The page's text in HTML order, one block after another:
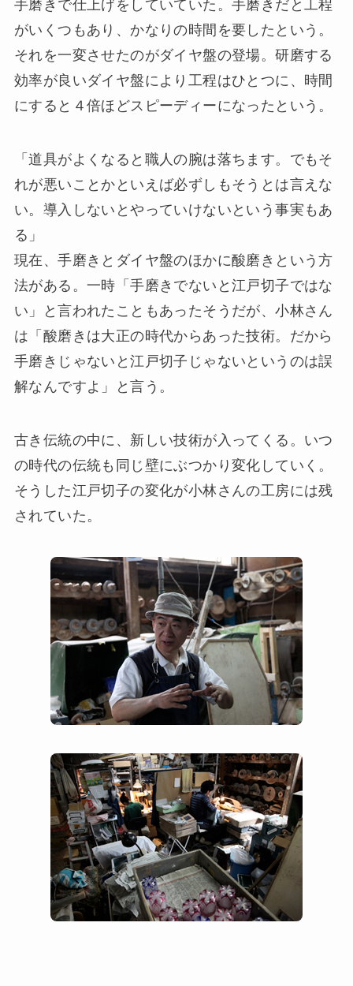
手磨きで仕上げをしていていた。手磨きだと工程
がいくつもあり、かなりの時間を要したという。
それを一変させたのがダイヤ盤の登場。研磨する
効率が良いダイヤ盤により工程はひとつに、時間
にすると４倍ほどスピーディーになったという。
「道具がよくなると職人の腕は落ちます。でもそ
れが悪いことかといえば必ずしもそうとは言えな
い。導入しないとやっていけないという事実もあ
る」
現在、手磨きとダイヤ盤のほかに酸磨きという方
法がある。一時「手磨きでないと江戸切子ではな
い」と言われたこともあったそうだが、小林さん
は「酸磨きは大正の時代からあった技術。だから
手磨きじゃないと江戸切子じゃないというのは誤
解なんですよ」と言う。
古き伝統の中に、新しい技術が入ってくる。いつ
の時代の伝統も同じ壁にぶつかり変化していく。
そうした江戸切子の変化が小林さんの工房には残
されていた。